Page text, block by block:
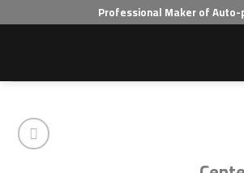
Professional